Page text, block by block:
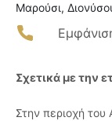
Μαρούσι,
Σχετικά με την
Στην περιοχή